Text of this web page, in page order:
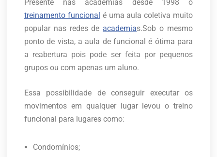
Presente nas academias desde 1998 o
treinamento funcional é uma aula coletiva muito
popular nas redes de academias.Sob o mesmo
ponto de vista, a aula de funcional é ótima para
a reabertura pois pode ser feita por pequenos
grupos ou com apenas um aluno.
Essa possibilidade de conseguir executar os
movimentos em qualquer lugar levou o treino
funcional para lugares como:
Condomínios;